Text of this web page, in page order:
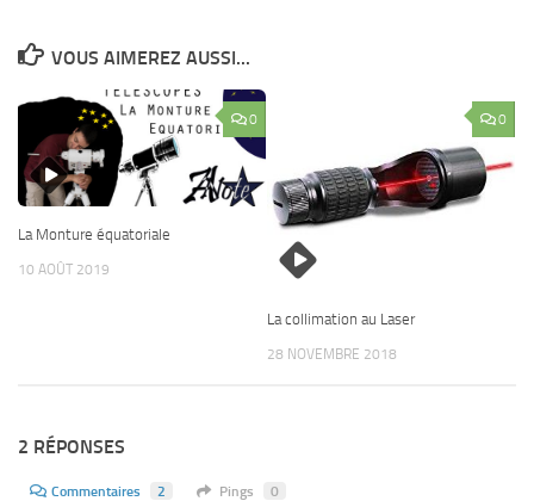
VOUS AIMEREZ AUSSI...
0
La Monture équatoriale
10 AOÛT 2019
0
La collimation au Laser
28 NOVEMBRE 2018
2 RÉPONSES
Commentaires 2 Pings 0